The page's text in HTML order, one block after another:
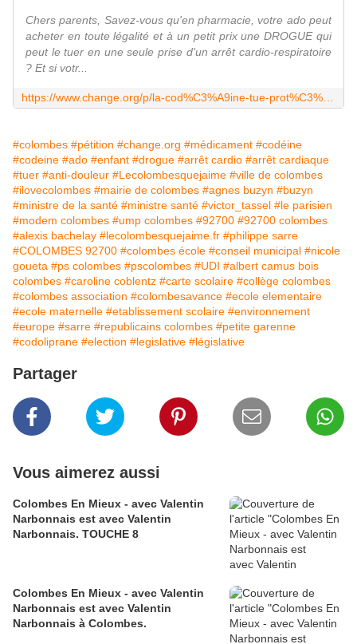
Chers parents, Savez-vous qu'en pharmacie, votre ado peut
acheter en toute légalité et à un petit prix une DROGUE qui
peut le tuer en une seule prise d'un arrêt cardio-respiratoire
? Et si votr...
#colombes #pétition #change.org #médicament #codéine
#codeine #ado #enfant #drogue #arrêt cardio #arrêt cardiaque
#tuer #anti-douleur #Lecolombesquejaime #ville de colombes
#ilovecolombes #mairie de colombes #agnes buzyn #buzyn
#ministre de la santé #ministre santé #victor_tassel #le parisien
#modem colombes #ump colombes #92700 #92700 colombes
#alexis bachelay #lecolombesquejaime.fr #philippe sarre
#COLOMBES 92700 #colombes école #conseil municipal #nicole
goueta #ps colombes #pscolombes #UDI #albert camus bois
colombes #caroline coblentz #carte scolaire #collège colombes
#colombes association #colombesavance #ecole elementaire
#ecole maternelle #etablissement scolaire #environnement
#europe #sarre #republicains colombes #petite garenne
#codoliprane #election #legislative #législative
Partager
Vous aimerez aussi
Colombes En Mieux - avec Valentin
Narbonnais est avec Valentin
Narbonnais. TOUCHE 8
Colombes En Mieux - avec Valentin
Narbonnais est avec Valentin
Narbonnais à Colombes.